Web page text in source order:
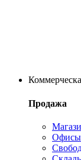
Продажа
Офисы